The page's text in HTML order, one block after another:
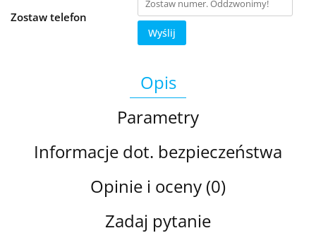
Zostaw telefon
Wyślij
Opis
Parametry
Informacje dot. bezpieczeństwa
Opinie i oceny (0)
Zadaj pytanie